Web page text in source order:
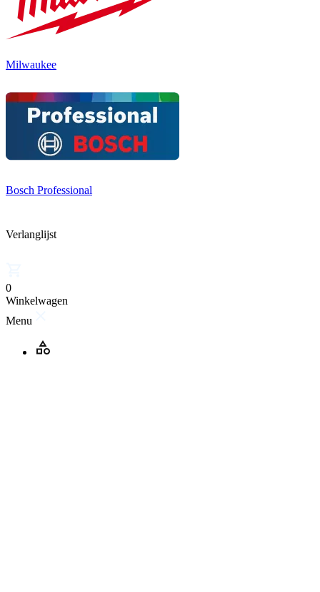
Milwaukee
Bosch Professional
Verlanglijst
0
Winkelwagen
Menu